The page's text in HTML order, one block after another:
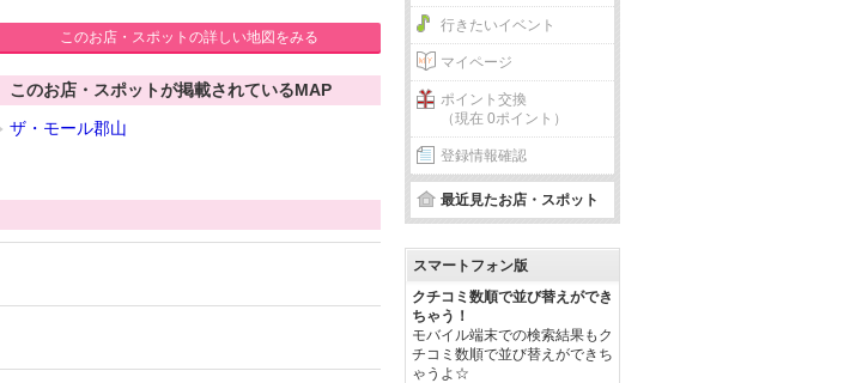
このお店・スポットの詳しい地図をみる
このお店・スポットが掲載されているMAP
ザ・モール郡山
行きたいイベント
マイページ
ポイント交換
（現在 0ポイント）
登録情報確認
最近見たお店・スポット
スマートフォン版
クチコミ数順で並び替えができ
ちゃう！
モバイル端末での検索結果もク
チコミ数順で並び替えができち
ゃうよ☆